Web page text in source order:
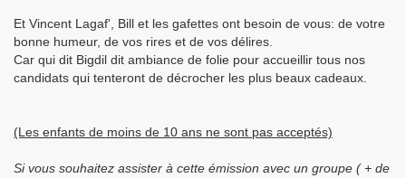
Et Vincent Lagaf', Bill et les gafettes ont besoin de vous: de votre
bonne humeur, de vos rires et de vos délires.
Car qui dit Bigdil dit ambiance de folie pour accueillir tous nos
candidats qui tenteront de décrocher les plus beaux cadeaux.
(Les enfants de moins de 10 ans ne sont pas acceptés)
Si vous souhaitez assister à cette émission avec un groupe ( + de